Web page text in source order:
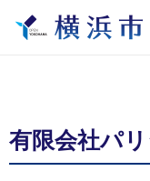
有限会社パ